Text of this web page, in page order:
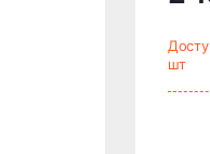
шт